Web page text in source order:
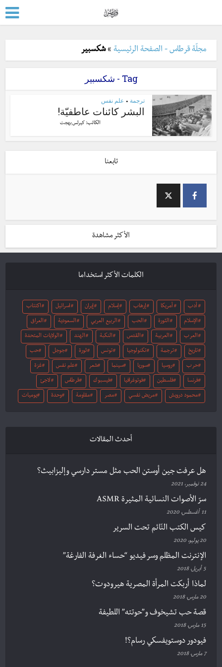
مجلّة قرطاس - الصفحة الرئيسية »شكسبير
Tag - شكسبير
ترجمة • علم نفس
البشر كائنات عاطفيّة!
الكاتب:كيرلس بهجت
تابعنا
الأكثر مشاهدة
الكلمات الأكثر استخداما
أدب أمريكا إرهاب إسلام إيران اسرائيل اكتئاب
الإسلام الثورة الحب الربيع العربي السعودية العراق
العرب العربية القدس النكبة الهند الولايات المتحدة
تاريخ ترجمة تكنولوجيا تونس ثورة جوجل حب
حرب روسيا سوريا سينما شعر علم نفس غزة
فرنسا فلسطين فوتوغرافيا فيسبوك قرطاس لاجئ
محمود درويش مريض نفسي مصر مقاومة وحدة يوميات
أحدث المقالات
هل عرفت جين أوستن الحب مثل مستر دارسي وإليزابيث؟
24 نوفمبر، 2021
سرّ الأصوات النسائية المثيرة ASMR
11 أغسطس، 2020
كيس الكتب النّائم تحت السرير
20 يوليو، 2020
الإنترنت المظلم وسر فيديو “حساء الغرفة الفارغة”
5 أبريل، 2018
لماذا أربكت المرأة المصرية هيرودوت؟
20 مارس، 2018
قصة حب تشيخوف و”حوتته” اللطيفة
15 مارس، 2018
فيودور دوستويفسكي رسام؟!
7 مارس، 2018